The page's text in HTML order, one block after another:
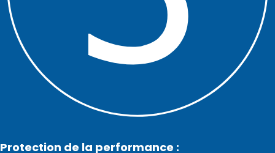
Protection de la performance :